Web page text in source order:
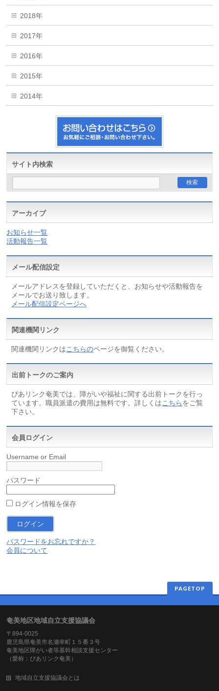
2018年
2017年
2016年
2015年
2014年
サイト内検索
アーカイブ
お知らせ一覧
活動報告一覧
メール配信設定
メールアドレスを登録していただくと、お知らせや活動報告を
メールでお送り致します。
メール配信設定ページへ
関連機関リンク
関連機関リンクはこちらのページを御覧ください。
出前トークのご案内
ぴあリンク奄美では、障がいや福祉に関する出前トークを行っ
ています。職員派遣の費用は無料です。詳しくはこちらをご覧
下さい。
会員ログイン
Username or Email
パスワード
ログイン情報を保存
パスワードをお忘れですか？
会員について
PAGETOP
奄美地区地域自立支援協議会
〒894-0025
鹿児島県奄美市名瀬幸町１５番３号
奄美地区障がい者等基幹相談支援センター
（愛称：ぴあリンク奄美）
地域自立支援協議会とは